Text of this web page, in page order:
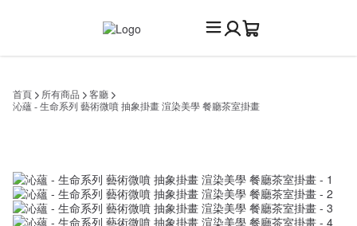
首頁 所有商品
客廳
沁蘊 - 生命系列 藝術微噴 抽象掛畫 渲染美學 餐廳茶室掛畫